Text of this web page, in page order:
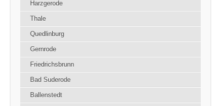
Harzgerode
Thale
Quedlinburg
Gernrode
Friedrichsbrunn
Bad Suderode
Ballenstedt